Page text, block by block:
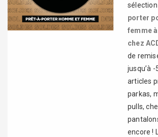
sélection
porter
femme
chez
de
jusqu’à -
articles
parkas,
pulls,
encore !